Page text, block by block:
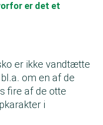
er det et
er ikke vandtætte
om en af de
fire af de otte
i